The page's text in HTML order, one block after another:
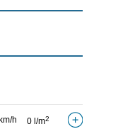
h 0 l/m2